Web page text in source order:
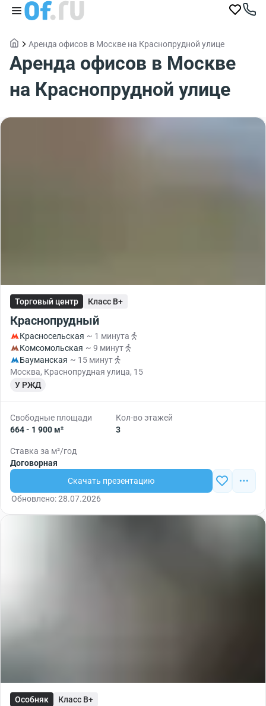
Аренда офисов в Москве на Краснопрудной улице
Аренда офисов в Москве
на Краснопрудной улице
Торговый центр Класс B+
Краснопрудный
Красносельская ~ 1 минута
Комсомольская ~ 9 минут
Бауманская ~ 15 минут
Москва, Краснопрудная улица, 15
У РЖД
Свободные площади
664 - 1 900 м²
Кол-во этажей
3
Ставка за м²/год
Договорная
Скачать презентацию
Обновлено: 28.07.2026
Особняк Класс B+